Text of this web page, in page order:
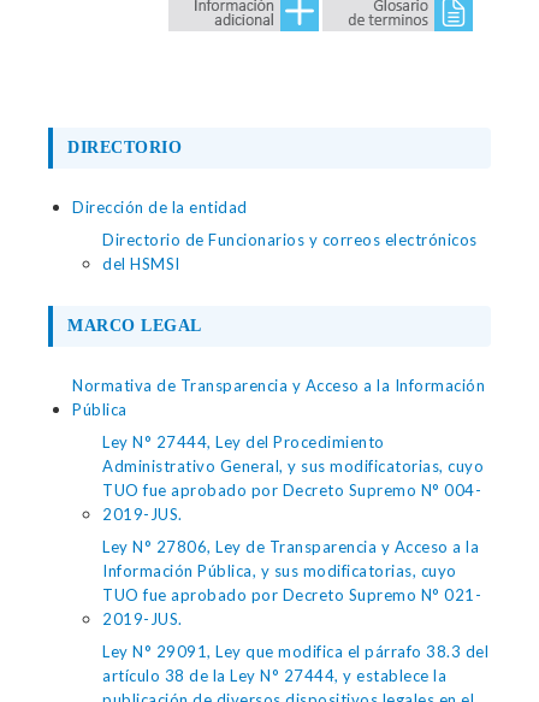
DIRECTORIO
Dirección de la entidad
Directorio de Funcionarios y correos electrónicos
del HSMSI
MARCO LEGAL
Normativa de Transparencia y Acceso a la Información
Pública
Ley N° 27444, Ley del Procedimiento
Administrativo General, y sus modificatorias, cuyo
TUO fue aprobado por Decreto Supremo N° 004-
2019-JUS.
Ley N° 27806, Ley de Transparencia y Acceso a la
Información Pública, y sus modificatorias, cuyo
TUO fue aprobado por Decreto Supremo N° 021-
2019-JUS.
Ley N° 29091, Ley que modifica el párrafo 38.3 del
artículo 38 de la Ley N° 27444, y establece la